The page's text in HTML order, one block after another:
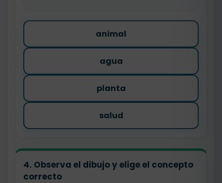
animal
agua
planta
salud
4. Observa el dibujo y elige el concepto
correcto